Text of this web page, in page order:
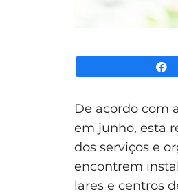
De acordo com
em junho, esta
dos serviços e
encontrem
lares e centros